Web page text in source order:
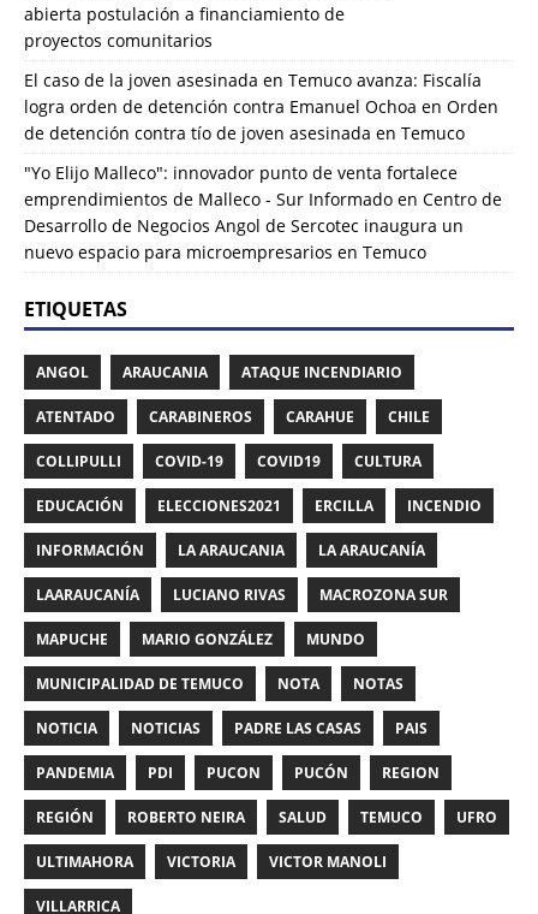
abierta postulación a financiamiento de
proyectos comunitarios
El caso de la joven asesinada en Temuco avanza: Fiscalía
logra orden de detención contra Emanuel Ochoa en Orden
de detención contra tío de joven asesinada en Temuco
"Yo Elijo Malleco": innovador punto de venta fortalece
emprendimientos de Malleco - Sur Informado en Centro de
Desarrollo de Negocios Angol de Sercotec inaugura un
nuevo espacio para microempresarios en Temuco
ETIQUETAS
ANGOL ARAUCANIA ATAQUE INCENDIARIO
ATENTADO CARABINEROS CARAHUE CHILE
COLLIPULLI COVID-19 COVID19 CULTURA
EDUCACIÓN ELECCIONES2021 ERCILLA INCENDIO
INFORMACIÓN LA ARAUCANIA LA ARAUCANÍA
LAARAUCANÍA LUCIANO RIVAS MACROZONA SUR
MAPUCHE MARIO GONZÁLEZ MUNDO
MUNICIPALIDAD DE TEMUCO NOTA NOTAS
NOTICIA NOTICIAS PADRE LAS CASAS PAIS
PANDEMIA PDI PUCON PUCÓN REGION
REGIÓN ROBERTO NEIRA SALUD TEMUCO UFRO
ULTIMAHORA VICTORIA VICTOR MANOLI
VILLARRICA